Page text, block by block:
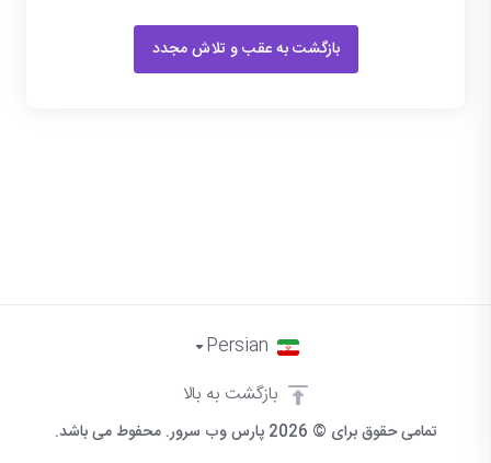
بازگشت به عقب و تلاش مجدد
تمامی حقوق برای © 2026 پارس وب سرور. محفوط می باشد.
Persian
بازگشت به بالا